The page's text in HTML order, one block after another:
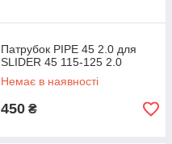
Патрубок PIPE 45 2.0 для
SLIDER 45 115-125 2.0
Немає в наявності
450 ₴